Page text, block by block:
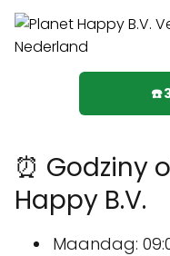
⏰ Godziny
Happy B.V.
Maandag: